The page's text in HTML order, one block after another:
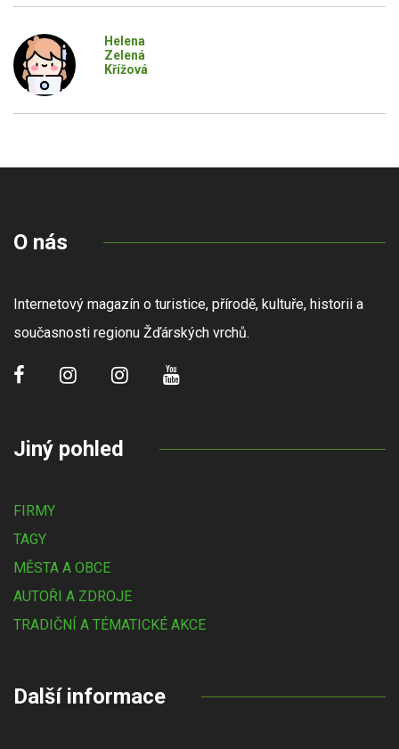
Helena
Zelená
Křížová
O nás
Internetový magazín o turistice, přírodě, kultuře, historii a
současnosti regionu Žďárských vrchů.
Jiný pohled
FIRMY
TAGY
MĚSTA A OBCE
AUTOŘI A ZDROJE
TRADIČNÍ A TÉMATICKÉ AKCE
Další informace